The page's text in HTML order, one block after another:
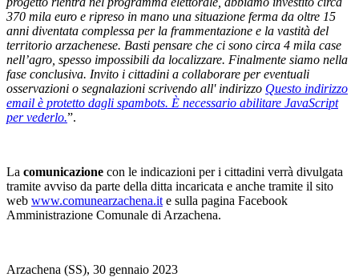
370 mila euro e ripreso in mano una situazione ferma da oltre 15
anni diventata complessa per la frammentazione e la vastità del
territorio arzachenese. Basti pensare che ci sono circa 4 mila case
nell’agro, spesso impossibili da localizzare. Finalmente siamo nella
fase conclusiva. Invito i cittadini a collaborare per eventuali
osservazioni o segnalazioni scrivendo all' indirizzo Questo indirizzo
email è protetto dagli spambots. È necessario abilitare JavaScript
per vederlo.”.
La comunicazione con le indicazioni per i cittadini verrà divulgata
tramite avviso da parte della ditta incaricata e anche tramite il sito
web www.comunearzachena.it e sulla pagina Facebook
Amministrazione Comunale di Arzachena.
Arzachena (SS), 30 gennaio 2023